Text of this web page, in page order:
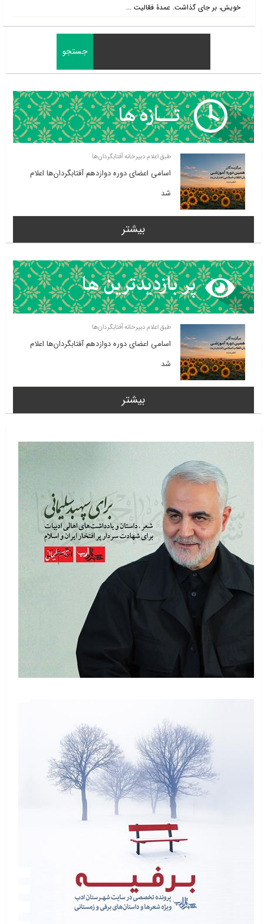
خویش، بر جای گذاشت. عمدۀ فعّالیت ...
طبق اعلام دبیرخانه آفتابگردان‌ها
اسامی اعضای دوره دوازدهم آفتابگردان‌ها اعلام
شد
بیشتر
طبق اعلام دبیرخانه آفتابگردان‌ها
اسامی اعضای دوره دوازدهم آفتابگردان‌ها اعلام
شد
بیشتر